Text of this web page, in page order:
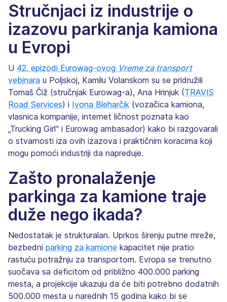
Stručnjaci iz industrije o
izazovu parkiranja kamiona
u Evropi
U 42. epizodi Eurowag-ovog Vreme za transport
vebinara u Poljskoj, Kamilu Volanskom su se pridružili
Tomaš Čiž (stručnjak Eurowag-a), Ana Hrinjuk (TRAVIS
Road Services) i Ivona Bleharčik (vozačica kamiona,
vlasnica kompanije, internet ličnost poznata kao
„Trucking Girl“ i Eurowag ambasador) kako bi razgovarali
o stvarnosti iza ovih izazova i praktičnim koracima koji
mogu pomoći industriji da napreduje.
Zašto pronalaženje
parkinga za kamione traje
duže nego ikada?
Nedostatak je strukturalan. Uprkos širenju putne mreže,
bezbedni parking za kamione kapacitet nije pratio
rastuću potražnju za transportom. Evropa se trenutno
suočava sa deficitom od približno 400.000 parking
mesta, a projekcije ukazuju da će biti potrebno dodatnih
500.000 mesta u narednih 15 godina kako bi se